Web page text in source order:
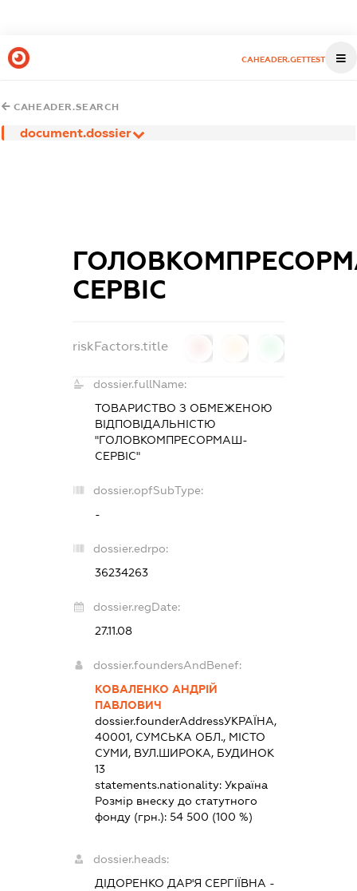
CAHEADER.GETTEST
CAHEADER.SEARCH
document.dossier
СЕРВІС
riskFactors.title
dossier.fullName:
ТОВАРИСТВО З ОБМЕЖЕНОЮ
ВІДПОВІДАЛЬНІСТЮ
"ГОЛОВКОМПРЕСОРМАШ-
СЕРВІС"
dossier.opfSubType:
-
dossier.edrpo:
36234263
dossier.regDate:
27.11.08
dossier.foundersAndBenef:
КОВАЛЕНКО АНДРІЙ
ПАВЛОВИЧ
dossier.founderAddressУКРАЇНА,
40001, СУМСЬКА ОБЛ., МІСТО
СУМИ, ВУЛ.ШИРОКА, БУДИНОК
13
statements.nationality:Україна
Розмір внеску до статутного
фонду (грн.):54 500 (100 %)
dossier.heads:
ДІДОРЕНКО ДАР'Я СЕРГІЇВНА -